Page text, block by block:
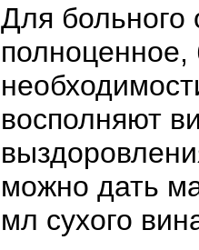
Для больного
полноценное,
восполняют
можно дать
мл сухого